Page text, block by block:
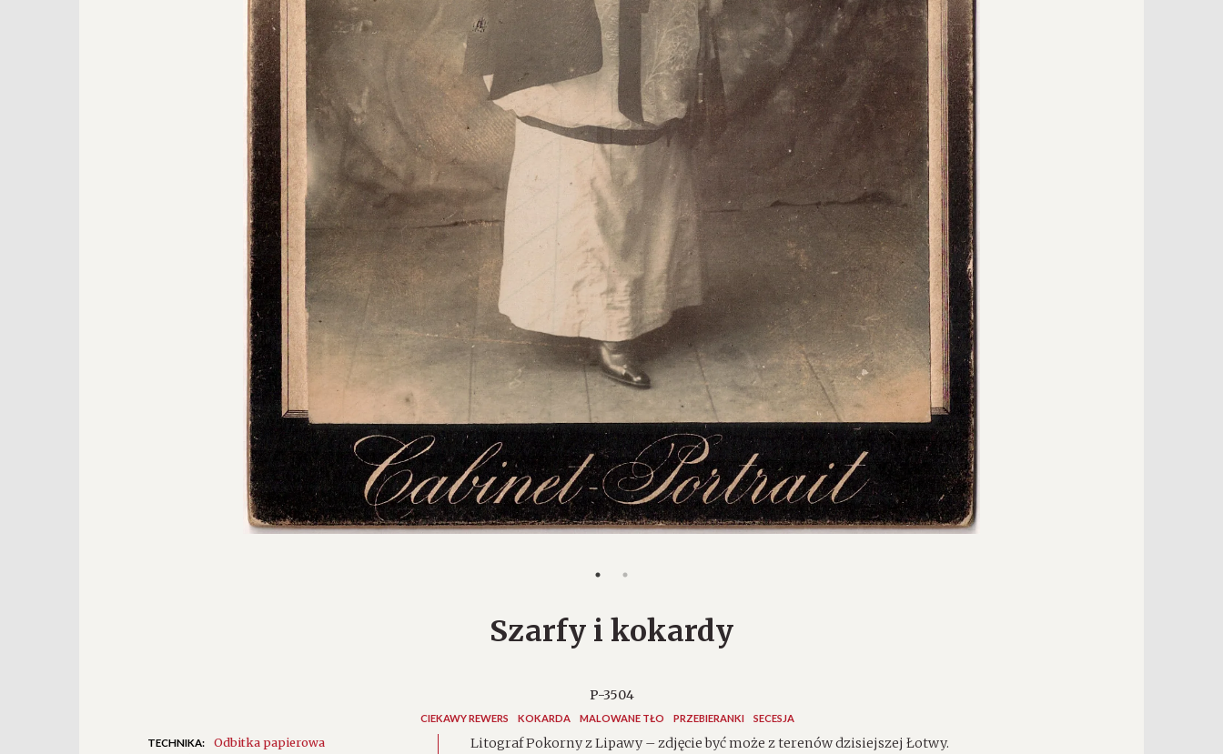
Szarfy i kokardy
P-3504
CIEKAWY REWERS KOKARDA MALOWANE TŁO PRZEBIERANKI SECESJA
TECHNIKA: Odbitka papierowa Litograf Pokorny z Lipawy – zdjęcie być może z terenów dzisiejszej Łotwy.